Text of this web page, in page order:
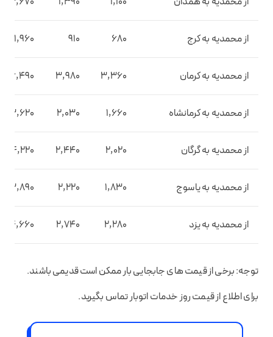
از محمدیه به کرج 680
910
1,960
از محمدیه به کرمان 3,360
3,980
6,490
از محمدیه به کرمانشاه 1,660
2,030
3,620
از محمدیه به گرگان 2,020
2,440
4,220
از محمدیه به یاسوج 1,830
2,220
3,890
از محمدیه به یزد 2,280
2,740
4,660
توجه: برخی از قیمت های جابجایی بار ممکن است قدیمی باشند.
برای اطلاع از قیمت روز خدمات اتوبار تماس بگیرید.